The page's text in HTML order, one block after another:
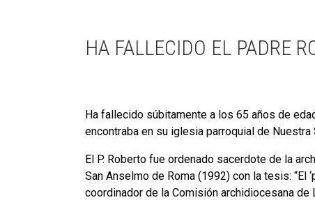
HA FALLECIDO EL PADRE
Ha fallecido súbitamente a los 65 años de
encontraba en su iglesia parroquial de
El P. Roberto fue ordenado sacerdote de la
San Anselmo de Roma (1992) con la tesis:
coordinador de la Comisión archidiocesana